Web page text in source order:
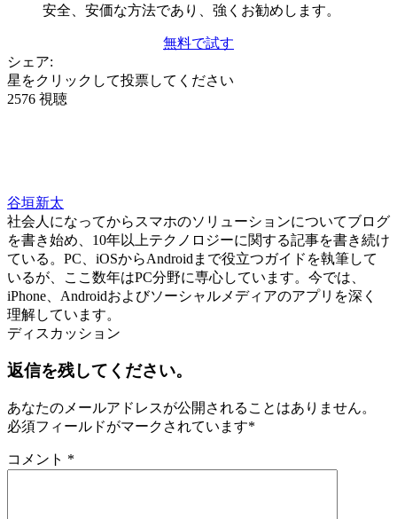
安全、安価な方法であり、強くお勧めします。
無料で試す
シェア:
星をクリックして投票してください
2576 視聴
谷垣新太
社会人になってからスマホのソリューションについてブログ
を書き始め、10年以上テクノロジーに関する記事を書き続け
ている。PC、iOSからAndroidまで役立つガイドを執筆して
いるが、ここ数年はPC分野に専心しています。今では、
iPhone、Androidおよびソーシャルメディアのアプリを深く
理解しています。
ディスカッション
返信を残してください。
あなたのメールアドレスが公開されることはありません。
必須フィールドがマークされています*
コメント *